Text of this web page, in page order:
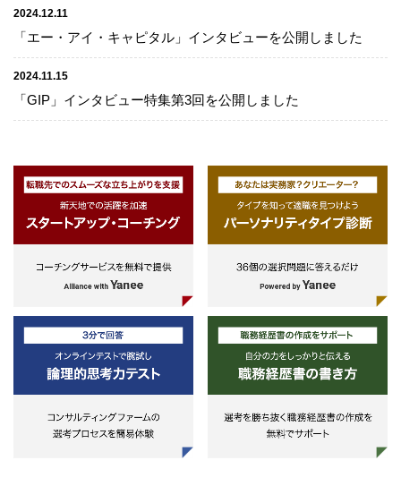
2024.12.11
「エー・アイ・キャピタル」インタビューを公開しました
2024.11.15
「GIP」インタビュー特集第3回を公開しました